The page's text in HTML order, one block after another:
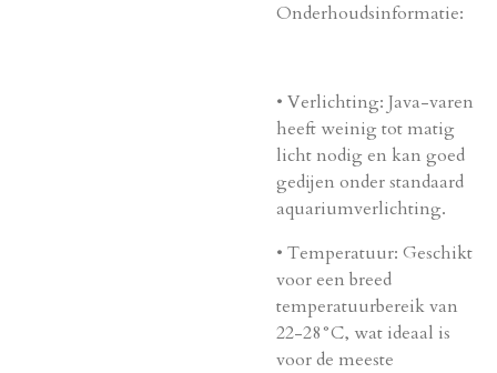
Onderhoudsinformatie:
• Verlichting: Java-varen
heeft weinig tot matig
licht nodig en kan goed
gedijen onder standaard
aquariumverlichting.
• Temperatuur: Geschikt
voor een breed
temperatuurbereik van
22-28°C, wat ideaal is
voor de meeste